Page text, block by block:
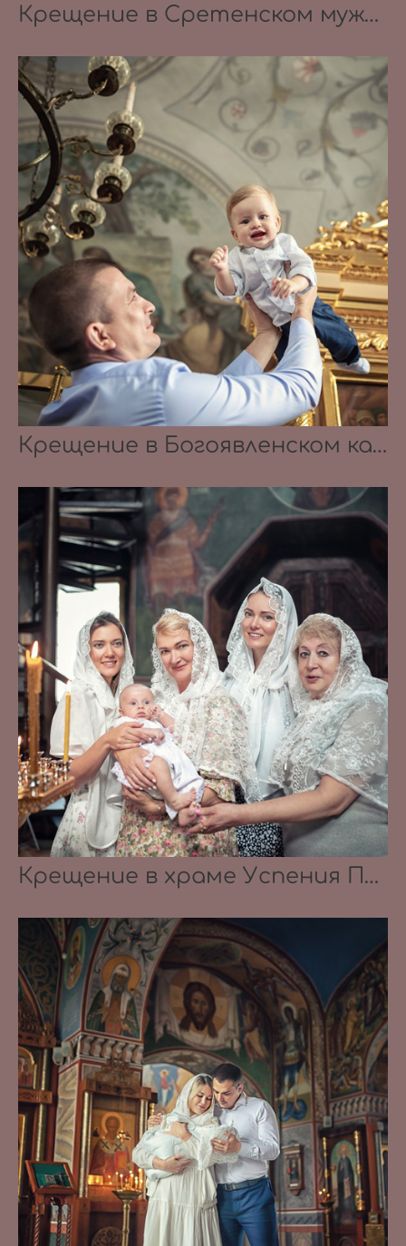
Крещение в Сретенском мужском монастыре 07.08.2021
Крещение в Богоявленском кафедральном соборе в Елохове 17.10.2020
Крещение в храме Успения Пресвятой Богородицы в селе Успенское 08.08.2021